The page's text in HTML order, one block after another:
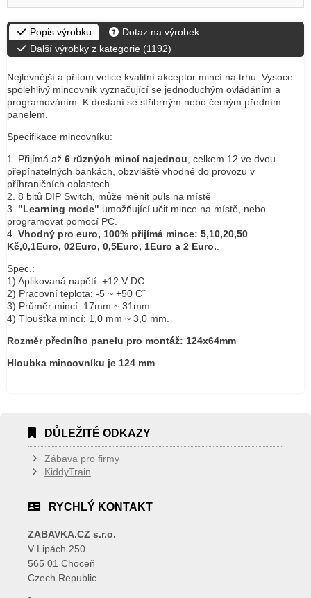
Popis výrobku
Dotaz na výrobek
Další výrobky z kategorie (1192)
Nejlevnější a přitom velice kvalitní akceptor mincí na trhu. Vysoce
spolehlivý mincovník vyznačující se jednoduchým ovládáním a
programováním. K dostaní se střibrným nebo černým předním
panelem.
Specifikace mincovníku:
1. Přijímá až 6 různých mincí najednou , celkem 12 ve dvou
přepínatelných bankách, obzvláště vhodné do provozu v
příhraničních oblastech.
2. 8 bitů DIP Switch, může měnit puls na místě
3. "Learning mode" umožňující učit mince na místě, nebo
programovat pomocí PC.
4. Vhodný pro euro, 100% přijímá mince: 5,10,20,50
Kč,0,1Euro, 02Euro, 0,5Euro, 1Euro a 2 Euro.
Spec.:
1) Aplikovaná napětí: +12 V DC.
2) Pracovní teplota: -5 ~ +50 Cˇ
3) Průměr mincí: 17mm ~ 31mm.
4) Tloušťka mincí: 1,0 mm ~ 3,0 mm.
Rozměr předního panelu pro montáž: 124x64mm
Hloubka mincovníku je 124 mm
DŮLEŽITÉ ODKAZY
Zábava pro firmy
KiddyTrain
RYCHLÝ KONTAKT
ZABAVKA.CZ s.r.o.
V Lipách 250
565 01 Choceň
Czech Republic